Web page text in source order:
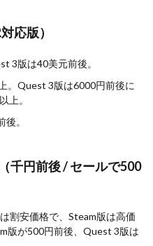
応版）
3版は40美元前後。
。Quest 3版は6000円前後に
上。
。
千円前後 / セールで500
割安価格で、Steam版は高価
版が500円前後、Quest 3版は